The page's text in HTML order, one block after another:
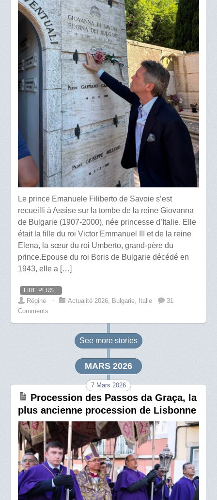
Le prince Emanuele Filiberto de Savoie s’est
recueilli à Assise sur la tombe de la reine Giovanna
de Bulgarie (1907-2000), née princesse d’Italie. Elle
était la fille du roi Victor Emmanuel III et de la reine
Elena, la sœur du roi Umberto, grand-père du
prince.Epouse du roi Boris de Bulgarie décédé en
1943, elle a […]
LIRE PLUS...
Régine ⋅ Actualité 2026 Bulgarie Italie
31
Comments
See more stories
MARS 2026
7 Mars 2026
Procession des Passos da Graça, la
plus ancienne procession de Lisbonne